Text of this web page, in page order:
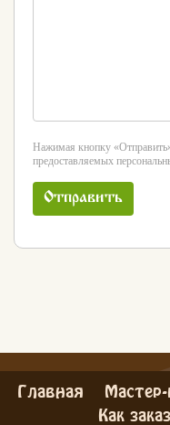
Нажимая кнопку
предоставляемых
Отправить
Главная Мастер-
Как